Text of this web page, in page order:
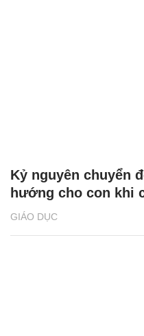
GIÁO DỤC
Kỷ nguyên chuyển
hướng cho con khi